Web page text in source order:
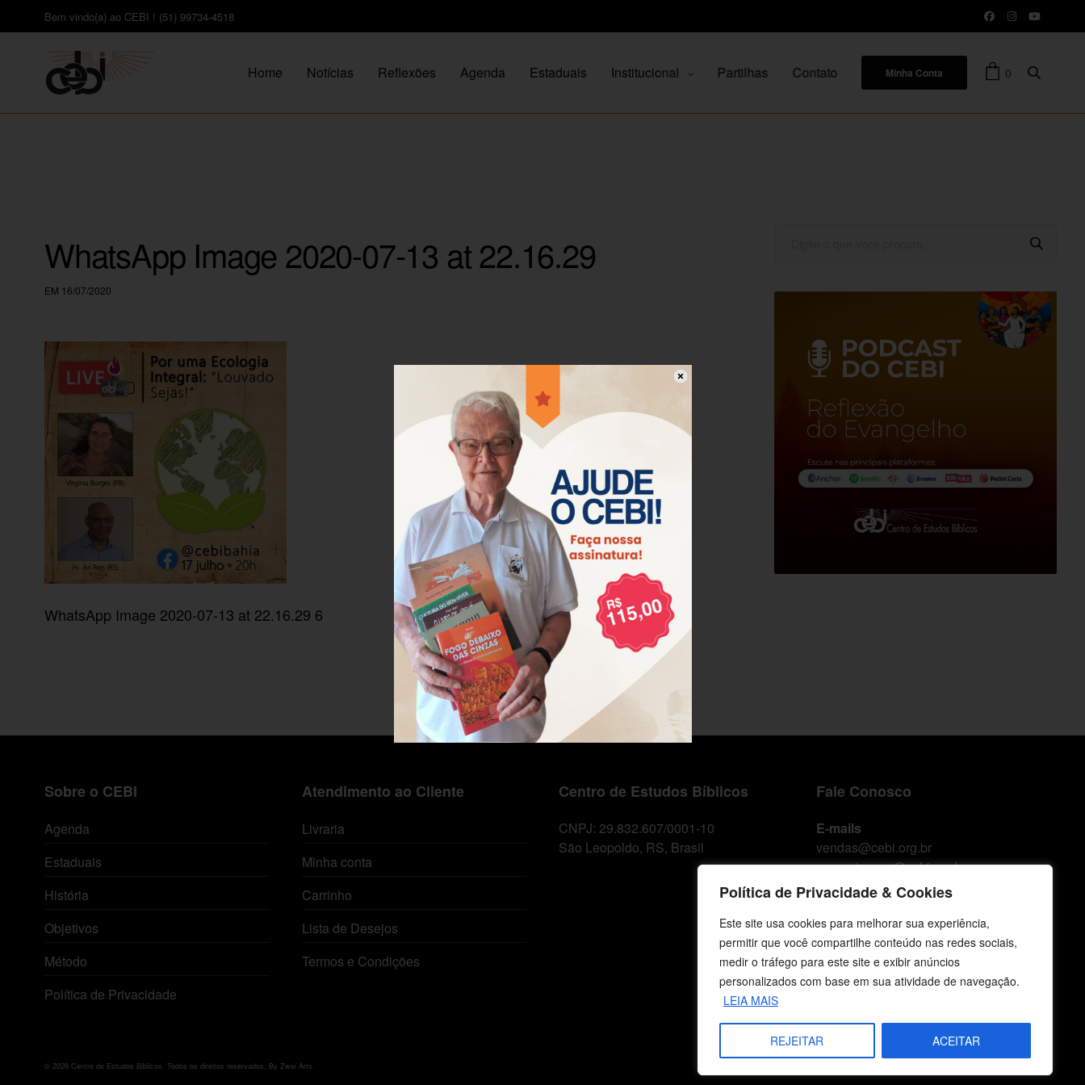
Política de Privacidade & Cookies
Este site usa cookies para melhorar sua experiência,
permitir que você compartilhe conteúdo nas redes sociais,
medir o tráfego para este site e exibir anúncios
personalizados com base em sua atividade de navegação.
LEIA MAIS
REJEITAR ACEITAR
Bem vindo(a) ao CEBI ! (51) 99734-4518
Home Notícias Reflexões Agenda Estaduais Institucional Partilhas Contato Minha Conta 0
WhatsApp Image 2020-07-13 at 22.16.29
EM 16/07/2020
WhatsApp Image 2020-07-13 at 22.16.29 6
Sobre o CEBI
Agenda
Estaduais
História
Objetivos
Método
Política de Privacidade
Atendimento ao Cliente
Livraria
Minha conta
Carrinho
Lista de Desejos
Termos e Condições
Centro de Estudos Bíblicos
CNPJ: 29.832.607/0001-10
São Leopoldo, RS, Brasil
Fale Conosco
E-mails
vendas@cebi.org.br
comunicacao@cebi.org.br
WhatsApp / Vendas
+55 (51) 99734-4518
WhatsApp / Comunicação
+55 (51) 99799-3041
© 2026 Centro de Estudos Biblicos. Todos os direitos reservados. By Zwei Arts.